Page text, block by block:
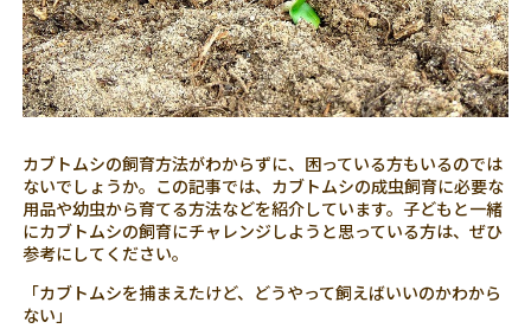
カブトムシの飼育方法がわからずに、困っている方もいるのでは
ないでしょうか。この記事では、カブトムシの成虫飼育に必要な
用品や幼虫から育てる方法などを紹介しています。子どもと一緒
にカブトムシの飼育にチャレンジしようと思っている方は、ぜひ
参考にしてください。
「カブトムシを捕まえたけど、どうやって飼えばいいのかわから
ない」